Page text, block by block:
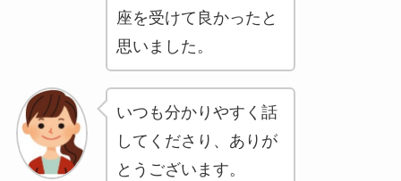
座を受けて良かったと
思いました。
いつも分かりやすく話
してくださり、ありが
とうございます。